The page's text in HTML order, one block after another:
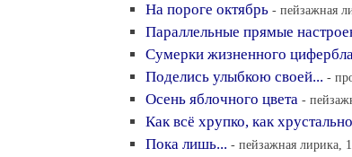
На пороге октябрь - пейзажная
Параллельные прямые
Сумерки жизненного
Поделись улыбкою своей... -
Осень яблочного цвета -
Как всё хрупко, как
Пока лишь... - пейзажная лирика,